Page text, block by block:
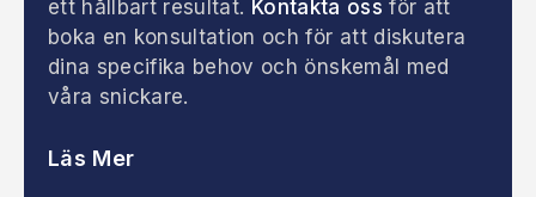
ett hållbart resultat. Kontakta oss för att
boka en konsultation och för att diskutera
dina specifika behov och önskemål med
våra snickare.
Läs Mer